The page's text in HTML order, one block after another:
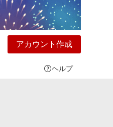
アカウント作成
ヘルプ